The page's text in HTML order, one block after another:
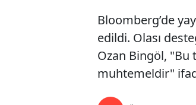
Bloomberg’de
edildi. Olası
Ozan Bingöl, "Bu
muhtemeldir"